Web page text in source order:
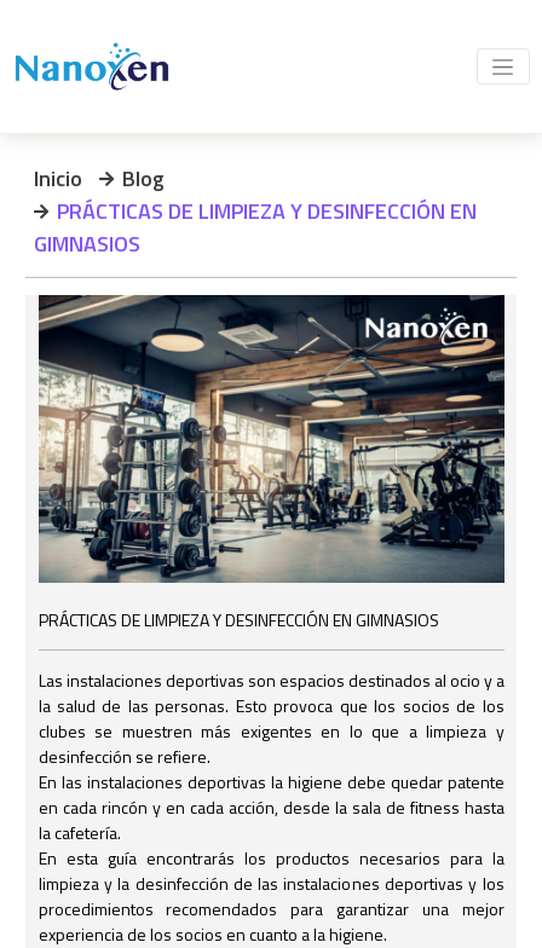
Inicio
Blog
PRÁCTICAS DE LIMPIEZA Y DESINFECCIÓN EN
GIMNASIOS
PRÁCTICAS DE LIMPIEZA Y DESINFECCIÓN EN GIMNASIOS
Las instalaciones deportivas son espacios destinados al ocio y a
la salud de las personas. Esto provoca que los socios de los
clubes se muestren más exigentes en lo que a limpieza y
desinfección se refiere.
En las instalaciones deportivas la higiene debe quedar patente
en cada rincón y en cada acción, desde la sala de fitness hasta
la cafetería.
En esta guía encontrarás los productos necesarios para la
limpieza y la desinfección de las instalaciones deportivas y los
procedimientos recomendados para garantizar una mejor
experiencia de los socios en cuanto a la higiene.